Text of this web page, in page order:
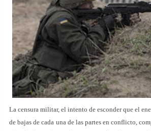
La censura militar, el intento de esconder que el
de bajas de cada una de las partes en conflicto,